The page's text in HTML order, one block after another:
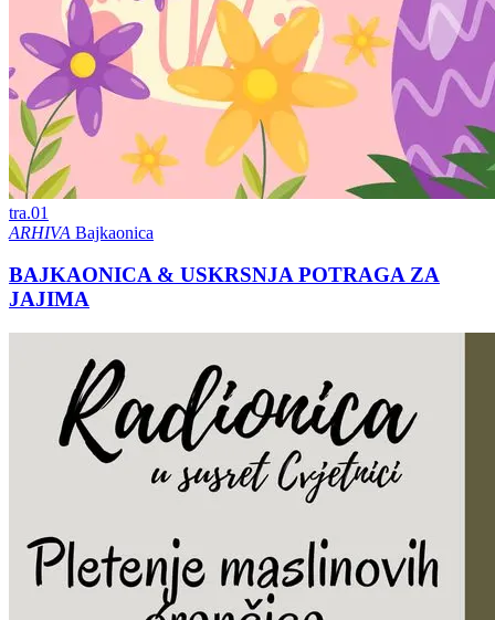
tra.01
ARHIVA Bajkaonica
BAJKAONICA & USKRSNJA POTRAGA ZA
JAJIMA